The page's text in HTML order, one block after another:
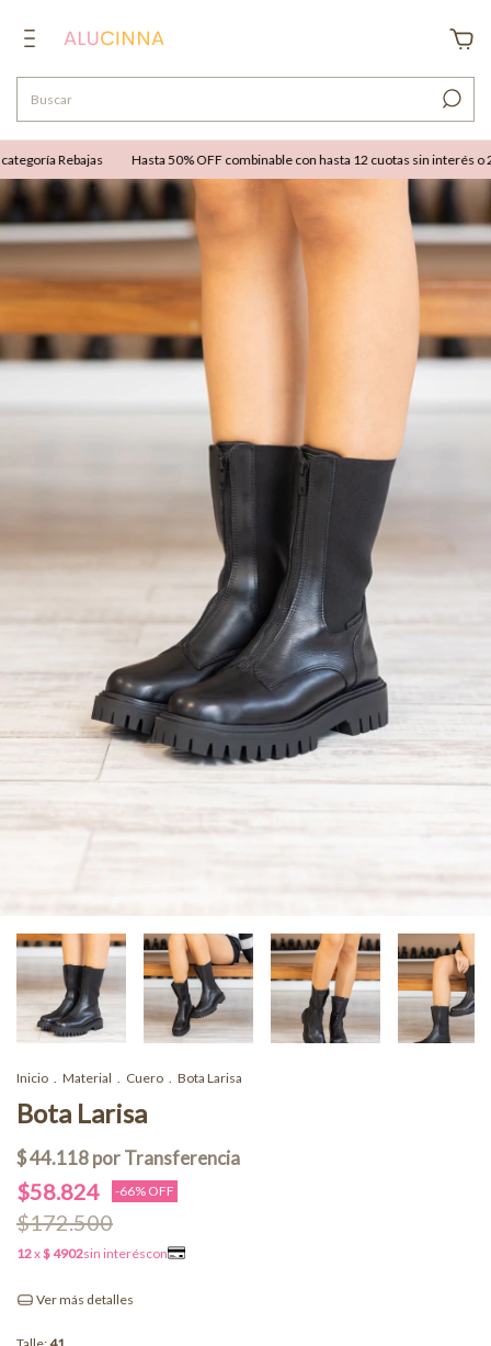
Rebajas Hasta 50% OFF combinable con hasta 12 cuotas sin interés o
Inicio . Material . Cuero . Bota Larisa
Bota Larisa
$58.824 -66% OFF
$172.500
Ver más detalles